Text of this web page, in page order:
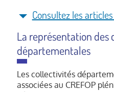
Ecosystème
régional de
Programme
d'animation, de
de
Consultez les
Le bureau du
réunions du
La représentation des
départementales
Les collectivités
associées au CREFOP